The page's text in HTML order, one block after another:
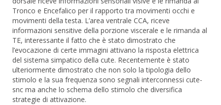
Tronco e Encefalico per il rapporto tra movimenti occhi e
movimenti della testa. L’area ventrale CCA, riceve
informazioni sensitive della porzione viscerale e le rimanda al
TE, interessante il fatto che è stato dimostrato che
l’evocazione di certe immagini attivano la risposta elettrica
del sistema simpatico della cute. Recentemente è stato
ulteriormente dimostrato che non solo la tipologia dello
stimolo e la sua frequenza sono segnali interconnessi cute-
snc ma anche lo schema dello stimolo che diversifica
strategie di attivazione.